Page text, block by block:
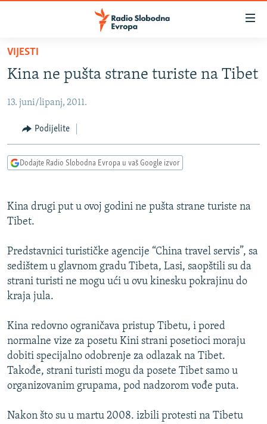
Pređite
glavni
Pređite
Pređite
BOSNA I HERCEGOVINA
SRBIJA
KOSOVO
VIZUELNO
FOTOGALERIJE
RAT U UKRAJINI
RSE PRIČE IZ SVIJETA
ISPRIČAJ MI
DNEVNO@RSE
SPECIJALI RSE
VIŠE OD NASLOVA
GENOCID U SREBRENICI
POPLAVE I KLIZIŠTA U BIH 2024.
TV LIBERTY
PRATITE NAS
Sve RFE/RL stranice
VIJESTI
Kina ne pušta strane turiste na Tibet
13. juni/lipanj, 2011.
Podijelite
Dodajte Radio Slobodna Evropa u vaš Google izvor
Kina drugi put u ovoj godini ne pušta strane turiste na
Tibet.
Predstavnici turističke agencije “China travel servis”, sa
sedištem u glavnom gradu Tibeta, Lasi, saopštili su da
strani turisti ne mogu ući u ovu kinesku pokrajinu do
kraja jula.
Kina redovno ograničava pristup Tibetu, i pored
normalne vize za posetu Kini strani posetioci moraju
dobiti specijalno odobrenje za odlazak na Tibet.
Takođe, strani turisti mogu da posete Tibet samo u
organizovanim grupama, pod nadzorom vođe puta.
Nakon što su u martu 2008. izbili protesti na Tibetu